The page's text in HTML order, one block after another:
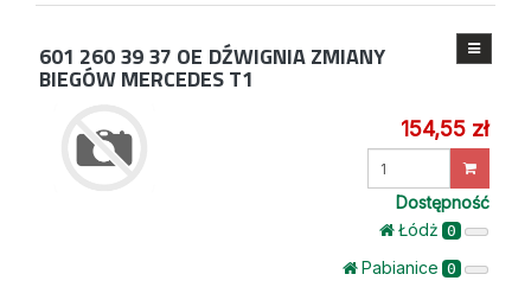
601 260 39 37 OE DŹWIGNIA ZMIANY
BIEGÓW MERCEDES T1
154,55 zł
Dostępność
Łódż 0
Pabianice 0